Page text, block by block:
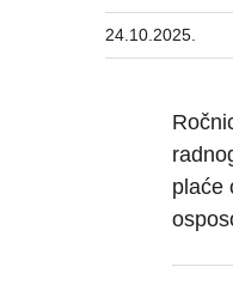
24.10.2025.
plaće